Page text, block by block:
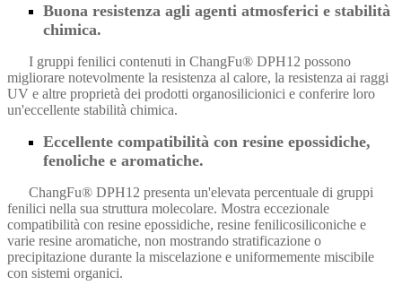
Buona resistenza agli agenti atmosferici e stabilità
chimica.
I gruppi fenilici contenuti in ChangFu® DPH12 possono
migliorare notevolmente la resistenza al calore, la resistenza ai raggi
UV e altre proprietà dei prodotti organosilicionici e conferire loro
un'eccellente stabilità chimica.
Eccellente compatibilità con resine epossidiche,
fenoliche e aromatiche.
ChangFu® DPH12 presenta un'elevata percentuale di gruppi
fenilici nella sua struttura molecolare. Mostra eccezionale
compatibilità con resine epossidiche, resine fenilicosiliconiche e
varie resine aromatiche, non mostrando stratificazione o
precipitazione durante la miscelazione e uniformemente miscibile
con sistemi organici.